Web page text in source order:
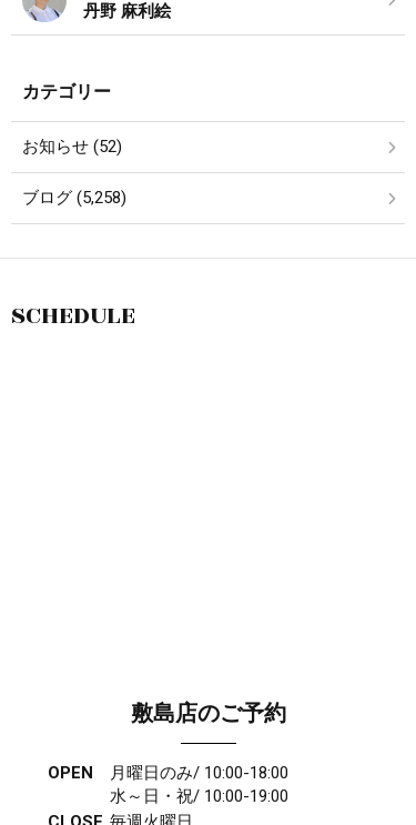
丹野 麻利絵
カテゴリー
お知らせ (52)
ブログ (5,258)
SCHEDULE
敷島店のご予約
OPEN
月曜日のみ/ 10:00-18:00
水～日・祝/ 10:00-19:00